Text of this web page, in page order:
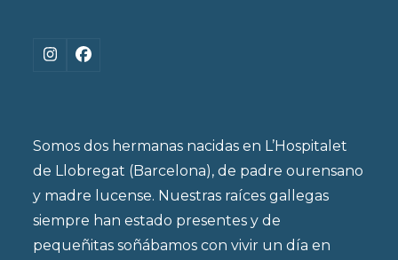
Instagram
Facebook
Somos dos hermanas nacidas en L’Hospitalet
de Llobregat (Barcelona), de padre ourensano
y madre lucense. Nuestras raíces gallegas
siempre han estado presentes y de
pequeñitas soñábamos con vivir un día en